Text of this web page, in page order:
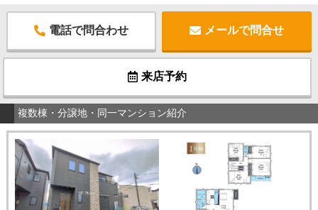
電話で問合わせ メールで問合せ
来店予約
複数棟・分譲地・同一マンション紹介